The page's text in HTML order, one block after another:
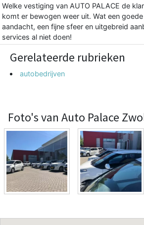
Welke vestiging van AUTO PALACE de
komt er bewogen weer uit. Wat een
aandacht, een fijne sfeer en uitgebreid
services al niet doen!
Gerelateerde rubrieken
autobedrijven
Foto's van Auto Palace